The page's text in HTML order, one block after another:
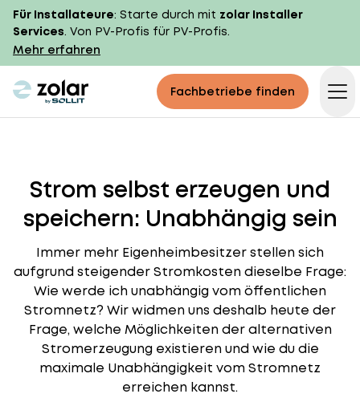
Für Installateure: Starte durch mit zolar Installer
Services. Von PV-Profis für PV-Profis.
Mehr erfahren
zolar logo Fachbetriebe finden
Strom selbst erzeugen und
speichern: Unabhängig sein
Immer mehr Eigenheimbesitzer stellen sich
aufgrund steigender Stromkosten dieselbe Frage:
Wie werde ich unabhängig vom öffentlichen
Stromnetz? Wir widmen uns deshalb heute der
Frage, welche Möglichkeiten der alternativen
Stromerzeugung existieren und wie du die
maximale Unabhängigkeit vom Stromnetz
erreichen kannst.